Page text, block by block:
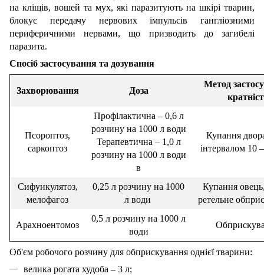
на кліщів, вошей та мух, які паразитують на шкірі тварин,
блокує передачу нервових імпульсів гангліозними
периферичними нервами, що призводить до загибелі
паразита.
Спосіб застосування та дозування
Захворювання Доза
Метод
Псороптоз,
саркоптоз
Профілактична – 0,6 л
розчину на 1000 л води
Терапевтична – 1,0 л
розчину на 1000 л води
в
Купання
інтервалом 10
Сифункулятоз,
мелофагоз
0,25 л розчину на 1000
л води
Купання
ретельне
Арахноентомоз
0,5 л розчину на 1000 л
води
Об'єм робочого розчину для обприскування однієї тварини:
велика рогата худоба – 3 л;